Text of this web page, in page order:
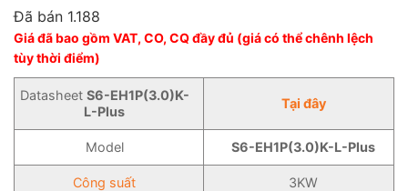
Đã bán 1.188
Giá đã bao gồm VAT, CO, CQ đầy đủ (giá có thể chênh lệch
tùy thời điểm)
Datasheet S6-EH1P(3.0)K-
L-Plus
Tại đây
Model S6-EH1P(3.0)K-L-Plus
Công suất 3KW